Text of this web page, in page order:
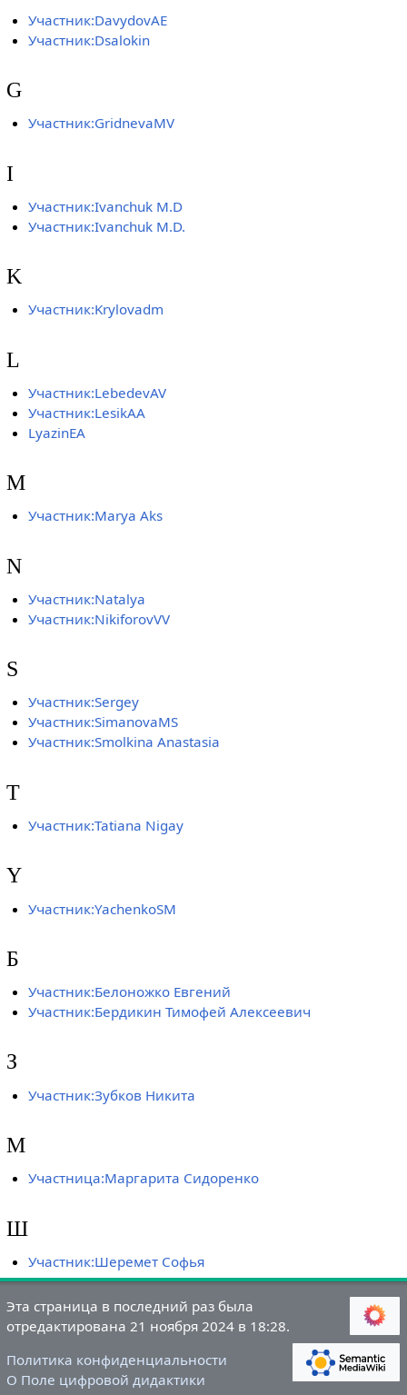
Участник:DavydovAE
Участник:Dsalokin
G
Участник:GridnevaMV
I
Участник:Ivanchuk M.D
Участник:Ivanchuk M.D.
K
Участник:Krylovadm
L
Участник:LebedevAV
Участник:LesikAA
LyazinEA
M
Участник:Marya Aks
N
Участник:Natalya
Участник:NikiforovVV
S
Участник:Sergey
Участник:SimanovaMS
Участник:Smolkina Anastasia
T
Участник:Tatiana Nigay
Y
Участник:YachenkoSM
Б
Участник:Белоножко Евгений
Участник:Бердикин Тимофей Алексеевич
З
Участник:Зубков Никита
М
Участница:Маргарита Сидоренко
Ш
Участник:Шеремет Софья
Эта страница в последний раз была
отредактирована 21 ноября 2024 в 18:28.
Политика конфиденциальности
О Поле цифровой дидактики